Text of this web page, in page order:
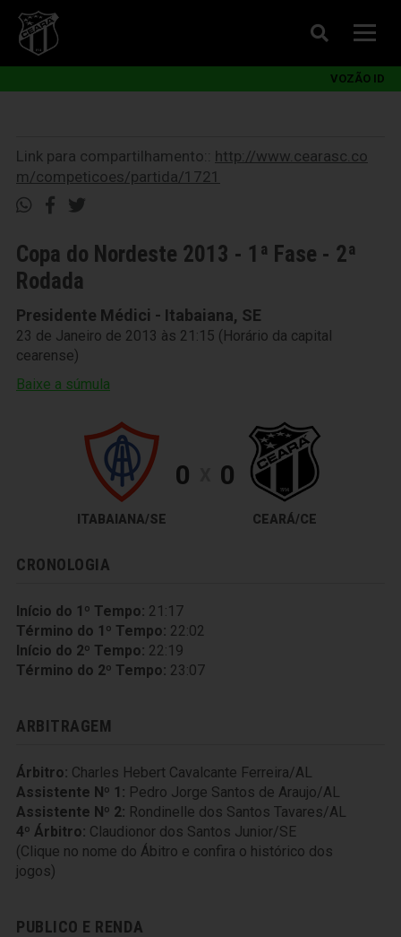
VOZÃO ID
Link para compartilhamento:: http://www.cearasc.co
m/competicoes/partida/1721
Copa do Nordeste 2013 - 1ª Fase - 2ª
Rodada
Presidente Médici - Itabaiana, SE
23 de Janeiro de 2013 às 21:15 (Horário da capital
cearense)
Baixe a súmula
ITABAIANA/SE
0 0
CEARÁ/CE
CRONOLOGIA
Início do 1º Tempo: 21:17
Término do 1º Tempo: 22:02
Início do 2º Tempo: 22:19
Término do 2º Tempo: 23:07
ARBITRAGEM
Árbitro: Charles Hebert Cavalcante Ferreira/AL
Assistente Nº 1: Pedro Jorge Santos de Araujo/AL
Assistente Nº 2: Rondinelle dos Santos Tavares/AL
4º Árbitro: Claudionor dos Santos Junior/SE
(Clique no nome do Ábitro e confira o histórico dos
jogos)
PUBLICO E RENDA